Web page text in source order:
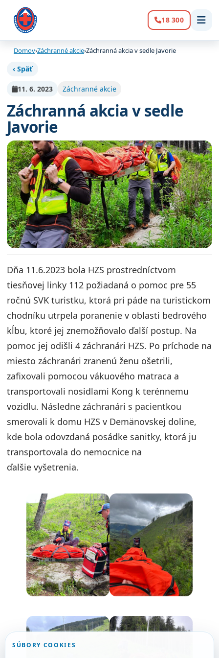
Volanie:
18 300
Domov›Záchranné akcie›Záchranná akcia v sedle Javorie
‹ Späť
11. 6. 2023 Záchranné akcie
Záchranná akcia v sedle
Javorie
Dňa 11.6.2023 bola HZS prostredníctvom
tiesňovej linky 112 požiadaná o pomoc pre 55
ročnú SVK turistku, ktorá pri páde na turistickom
chodníku utrpela poranenie v oblasti bedrového
kĺbu, ktoré jej znemožňovalo ďalší postup. Na
pomoc jej odišli 4 záchranári HZS. Po príchode na
miesto záchranári zranenú ženu ošetrili,
zafixovali pomocou vákuového matraca a
transportovali nosidlami Kong k terénnemu
vozidlu. Následne záchranári s pacientkou
smerovali k domu HZS v Demänovskej doline,
kde bola odovzdaná posádke sanitky, ktorá ju
transportovala do nemocnice na
ďalšie vyšetrenia.
SÚBORY COOKIES